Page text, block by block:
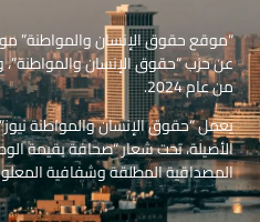
“موقع حقوق الإنسان والمواطنة”
من عام 2024.
يعمل “حقوق الإنسان والمواطنة
الأصيلة، تحت شعار “صحافة بقيمة
المصداقية المطلقة وشفافية